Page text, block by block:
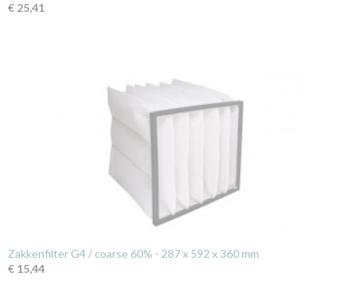
€ 25,41
Zakkenfilter G4 / coarse 60% - 287 x 592 x 360 mm
€ 15,44